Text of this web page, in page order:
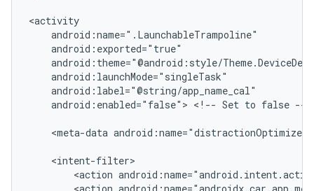
android:enabled="false"> <!-- Set to false -->
<meta-data android:name="distractionOptimized"
<action